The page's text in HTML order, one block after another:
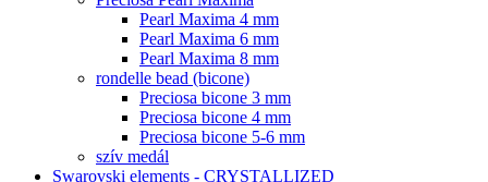
Pearl Maxima 4 mm
Pearl Maxima 6 mm
Pearl Maxima 8 mm
rondelle bead (bicone)
Preciosa bicone 3 mm
Preciosa bicone 4 mm
Preciosa bicone 5-6 mm
szív medál
Swarovski elements - CRYSTALLIZED